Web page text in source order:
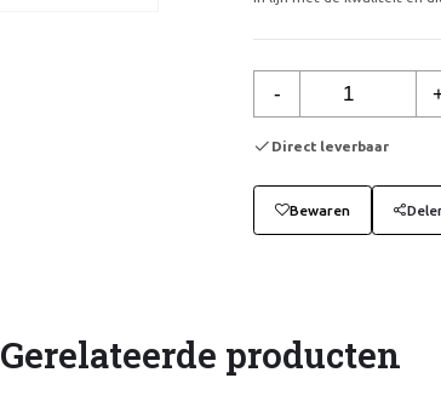
-
Direct leverbaar
Bewaren
Gerelateerde producten